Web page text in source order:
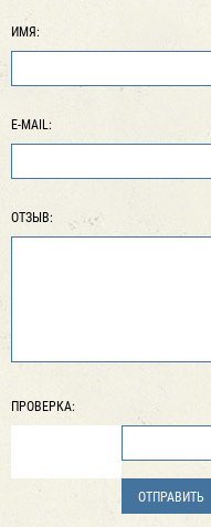
ИМЯ:
E-MAIL:
ОТЗЫВ:
ПРОВЕРКА: